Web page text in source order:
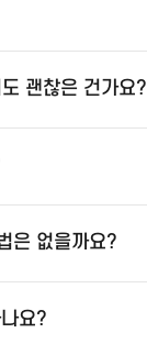
괜찮은 건가요?
은 없을까요?
요?